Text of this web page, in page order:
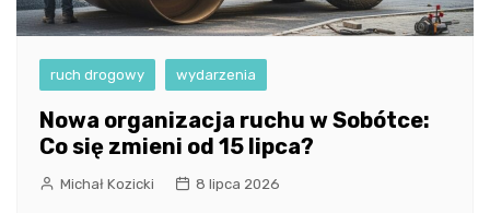
ruch drogowy wydarzenia
Nowa organizacja ruchu w Sobótce:
Co się zmieni od 15 lipca?
Michał Kozicki 8 lipca 2026